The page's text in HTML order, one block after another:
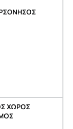
ΧΩΡΟΣ